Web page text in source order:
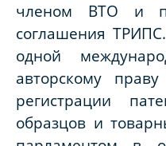
членом ВТО и
соглашения
одной
авторскому
регистрации
образцов и